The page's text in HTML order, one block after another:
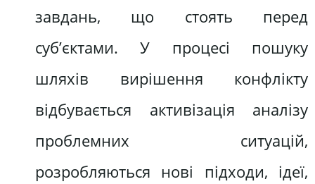
завдань, що стоять перед
суб’єктами. У процесі пошуку
шляхів вирішення конфлікту
відбувається активізація аналізу
проблемних ситуацій,
розробляються нові підходи, ідеї,